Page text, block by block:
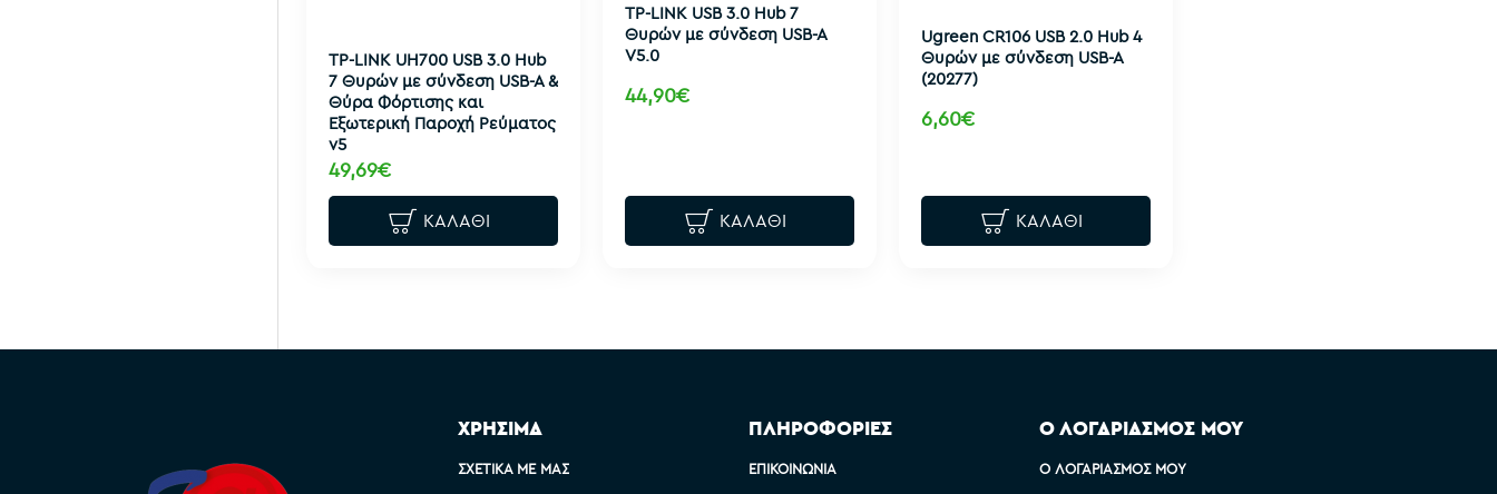
TP-LINK UH700 USB 3.0 Hub
7 Θυρών με σύνδεση USB-A &
Θύρα Φόρτισης και
Εξωτερική Παροχή Ρεύματος
v5
49,69€
ΚΑΛΆΘΙ
TP-LINK USB 3.0 Hub 7
Θυρών με σύνδεση USB-A
V5.0
44,90€
ΚΑΛΆΘΙ
Ugreen CR106 USB 2.0 Hub 4
Θυρών με σύνδεση USB-A
(20277)
6,60€
ΚΑΛΆΘΙ
ΧΡΗΣΙΜΑ
ΣΧΕΤΙΚΆ ΜΕ ΜΑΣ
ΠΛΗΡΟΦΟΡΙΕΣ
ΕΠΙΚΟΙΝΩΝΊΑ
Ο ΛΟΓΑΡΙΑΣΜΟΣ ΜΟΥ
Ο ΛΟΓΑΡΙΑΣΜΌΣ ΜΟΥ